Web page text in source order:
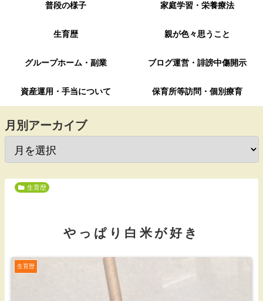
普段の様子 家庭学習・栄養療法
生育歴 親が色々思うこと
グループホーム・副業 ブログ運営・誹謗中傷開示
資産運用・手当について 保育所等訪問・個別療育
月別アーカイブ
生育歴
やっぱり白米が好き
生育歴